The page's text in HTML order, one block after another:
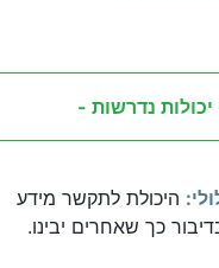
יכולות נדרשות -
היכולת לתקשר מידע
כך שאחרים יבינו.